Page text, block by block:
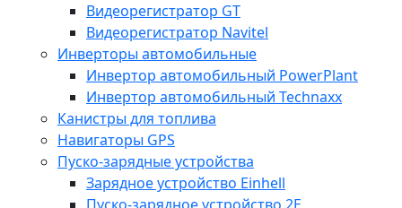
Видеорегистратор GT
Видеорегистратор Navitel
Инверторы автомобильные
Инвертор автомобильный PowerPlant
Инвертор автомобильный Technaxx
Канистры для топлива
Навигаторы GPS
Пуско-зарядные устройства
Зарядное устройство Einhell